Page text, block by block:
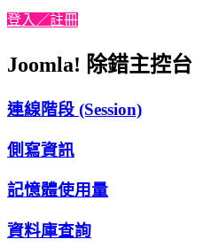
登入／註冊
Joomla! 除錯主控台
連線階段 (Session)
側寫資訊
記憶體使用量
資料庫查詢